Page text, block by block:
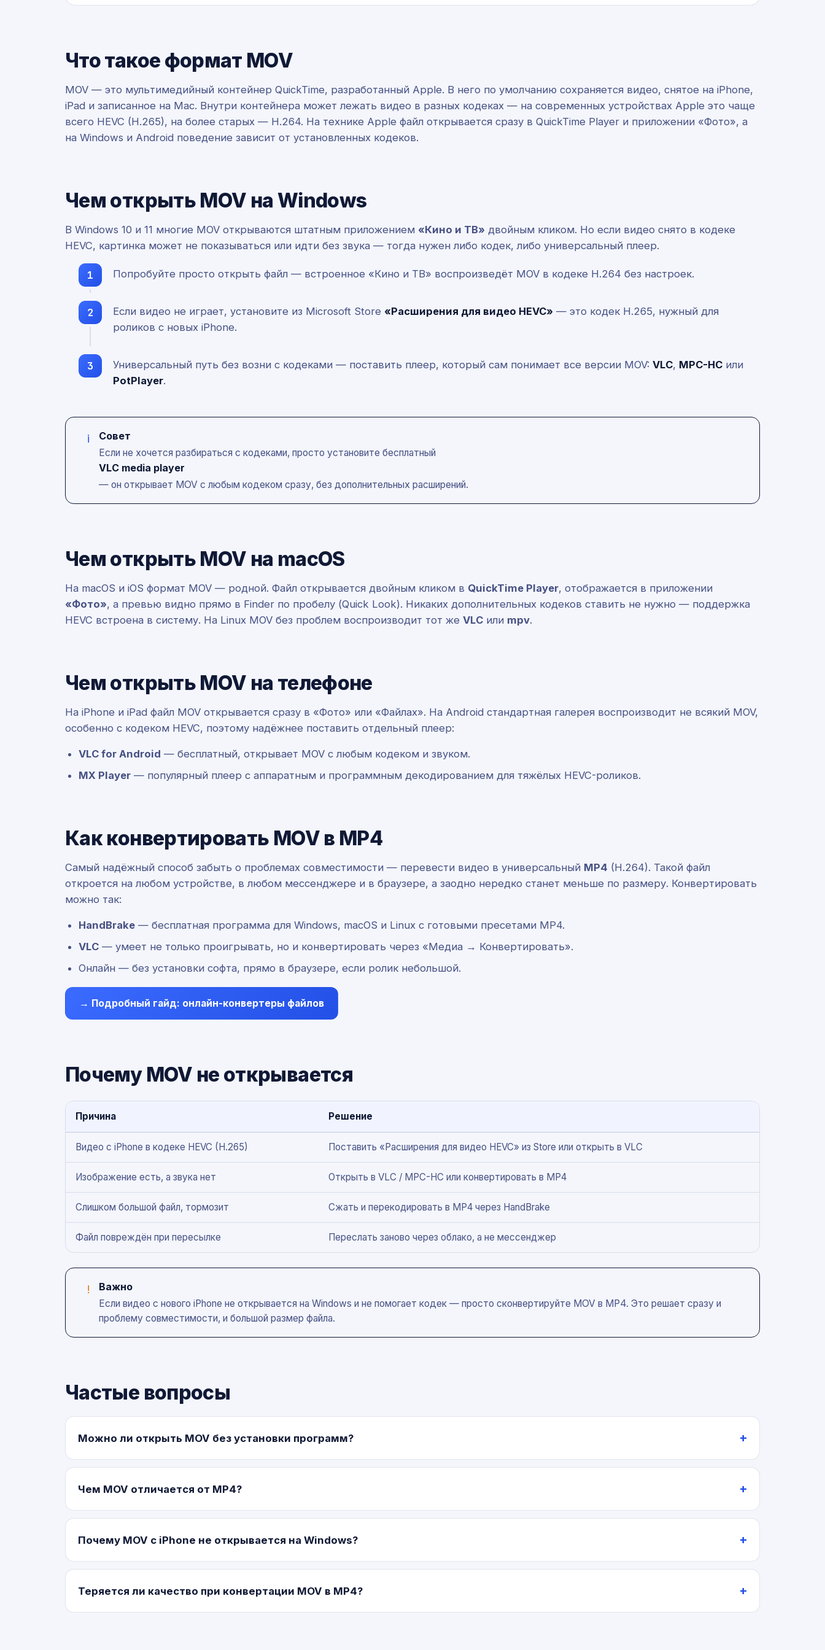
Что такое формат MOV
MOV — это мультимедийный контейнер QuickTime, разработанный Apple. В него по умолчанию сохраняется видео, снятое на iPhone,
iPad и записанное на Mac. Внутри контейнера может лежать видео в разных кодеках — на современных устройствах Apple это чаще
всего HEVC (H.265), на более старых — H.264. На технике Apple файл открывается сразу в QuickTime Player и приложении «Фото», а
на Windows и Android поведение зависит от установленных кодеков.
Чем открыть MOV на Windows
В Windows 10 и 11 многие MOV открываются штатным приложением «Кино и ТВ» двойным кликом. Но если видео снято в кодеке
HEVC, картинка может не показываться или идти без звука — тогда нужен либо кодек, либо универсальный плеер.
Попробуйте просто открыть файл — встроенное «Кино и ТВ» воспроизведёт MOV в кодеке H.264 без настроек.
Если видео не играет, установите из Microsoft Store «Расширения для видео HEVC» — это кодек H.265, нужный для
роликов с новых iPhone.
Универсальный путь без возни с кодеками — поставить плеер, который сам понимает все версии MOV: VLC, MPC-HC или
PotPlayer.
i Совет
Если не хочется разбираться с кодеками, просто установите бесплатный
VLC media player
— он открывает MOV с любым кодеком сразу, без дополнительных расширений.
Чем открыть MOV на macOS
На macOS и iOS формат MOV — родной. Файл открывается двойным кликом в QuickTime Player, отображается в приложении
«Фото», а превью видно прямо в Finder по пробелу (Quick Look). Никаких дополнительных кодеков ставить не нужно — поддержка
HEVC встроена в систему. На Linux MOV без проблем воспроизводит тот же VLC или mpv.
Чем открыть MOV на телефоне
На iPhone и iPad файл MOV открывается сразу в «Фото» или «Файлах». На Android стандартная галерея воспроизводит не всякий MOV,
особенно с кодеком HEVC, поэтому надёжнее поставить отдельный плеер:
VLC for Android — бесплатный, открывает MOV с любым кодеком и звуком.
MX Player — популярный плеер с аппаратным и программным декодированием для тяжёлых HEVC-роликов.
Как конвертировать MOV в MP4
Самый надёжный способ забыть о проблемах совместимости — перевести видео в универсальный MP4 (H.264). Такой файл
откроется на любом устройстве, в любом мессенджере и в браузере, а заодно нередко станет меньше по размеру. Конвертировать
можно так:
HandBrake — бесплатная программа для Windows, macOS и Linux с готовыми пресетами MP4.
VLC — умеет не только проигрывать, но и конвертировать через «Медиа → Конвертировать».
Онлайн — без установки софта, прямо в браузере, если ролик небольшой.
→ Подробный гайд: онлайн-конвертеры файлов
Почему MOV не открывается
Причина Решение
Видео с iPhone в кодеке HEVC (H.265) Поставить «Расширения для видео HEVC» из Store или открыть в VLC
Изображение есть, а звука нет Открыть в VLC / MPC-HC или конвертировать в MP4
Слишком большой файл, тормозит Сжать и перекодировать в MP4 через HandBrake
Файл повреждён при пересылке Переслать заново через облако, а не мессенджер
! Важно
Если видео с нового iPhone не открывается на Windows и не помогает кодек — просто сконвертируйте MOV в MP4. Это решает сразу и
проблему совместимости, и большой размер файла.
Частые вопросы
Можно ли открыть MOV без установки программ?
Чем MOV отличается от MP4?
Почему MOV с iPhone не открывается на Windows?
Теряется ли качество при конвертации MOV в MP4?